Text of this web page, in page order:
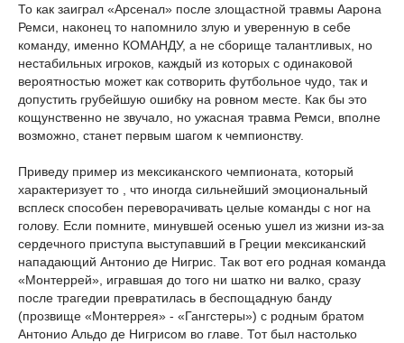
То как заиграл «Арсенал» после злощастной травмы Аарона
Ремси, наконец то напомнило злую и уверенную в себе
команду, именно КОМАНДУ, а не сборище талантливых, но
нестабильных игроков, каждый из которых с одинаковой
вероятностью может как сотворить футбольное чудо, так и
допустить грубейшую ошибку на ровном месте. Как бы это
кощунственно не звучало, но ужасная травма Ремси, вполне
возможно, станет первым шагом к чемпионству.
Приведу пример из мексиканского чемпионата, который
характеризует то , что иногда сильнейший эмоциональный
всплеск способен переворачивать целые команды с ног на
голову. Если помните, минувшей осенью ушел из жизни из-за
сердечного приступа выступавший в Греции мексиканский
нападающий Антонио де Нигрис. Так вот его родная команда
«Монтеррей», игравшая до того ни шатко ни валко, сразу
после трагедии превратилась в беспощадную банду
(прозвище «Монтеррея» - «Гангстеры») с родным братом
Антонио Альдо де Нигрисом во главе. Тот был настолько